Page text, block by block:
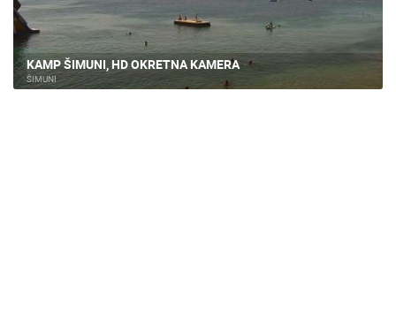
KAMP ŠIMUNI, HD OKRETNA KAMERA
ŠIMUNI